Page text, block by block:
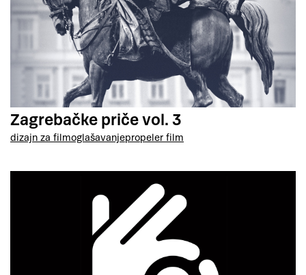
Zagrebačke priče vol. 3
dizajn za filmoglašavanjepropeler film